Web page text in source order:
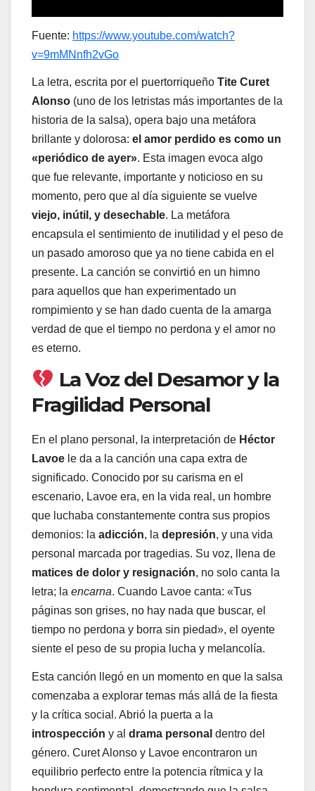
Fuente: https://www.youtube.com/watch?
v=9mMNnfh2vGo
La letra, escrita por el puertorriqueño Tite Curet
Alonso (uno de los letristas más importantes de la
historia de la salsa), opera bajo una metáfora
brillante y dolorosa: el amor perdido es como un
«periódico de ayer». Esta imagen evoca algo
que fue relevante, importante y noticioso en su
momento, pero que al día siguiente se vuelve
viejo, inútil, y desechable. La metáfora
encapsula el sentimiento de inutilidad y el peso de
un pasado amoroso que ya no tiene cabida en el
presente. La canción se convirtió en un himno
para aquellos que han experimentado un
rompimiento y se han dado cuenta de la amarga
verdad de que el tiempo no perdona y el amor no
es eterno.
La Voz del Desamor y la
Fragilidad Personal
En el plano personal, la interpretación de Héctor
Lavoe le da a la canción una capa extra de
significado. Conocido por su carisma en el
escenario, Lavoe era, en la vida real, un hombre
que luchaba constantemente contra sus propios
demonios: la adicción, la depresión, y una vida
personal marcada por tragedias. Su voz, llena de
matices de dolor y resignación, no solo canta la
letra; la encarna. Cuando Lavoe canta: «Tus
páginas son grises, no hay nada que buscar, el
tiempo no perdona y borra sin piedad», el oyente
siente el peso de su propia lucha y melancolía.
Esta canción llegó en un momento en que la salsa
comenzaba a explorar temas más allá de la fiesta
y la crítica social. Abrió la puerta a la
introspección y al drama personal dentro del
género. Curet Alonso y Lavoe encontraron un
equilibrio perfecto entre la potencia rítmica y la